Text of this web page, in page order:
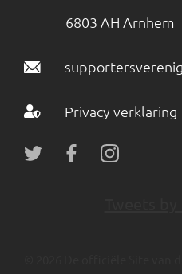
6803 AH Arnhem
Privacy verklaring